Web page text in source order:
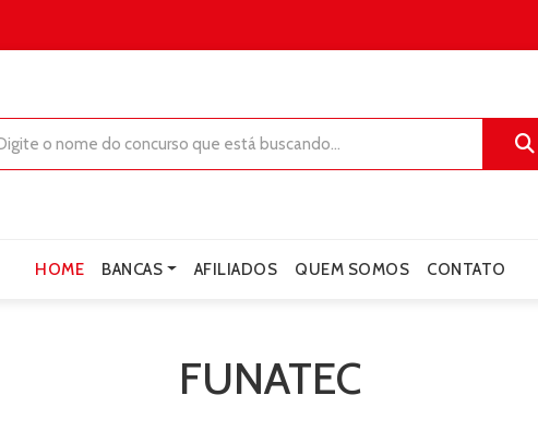
HOME BANCAS AFILIADOS QUEM SOMOS CONTATO
FUNATEC